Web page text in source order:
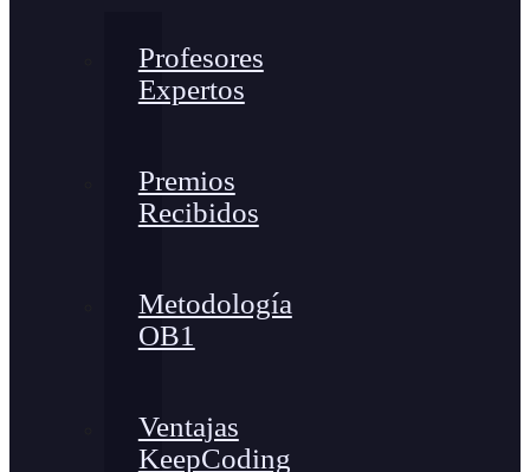
Profesores
Expertos
Premios
Recibidos
Metodología
OB1
Ventajas
KeepCoding